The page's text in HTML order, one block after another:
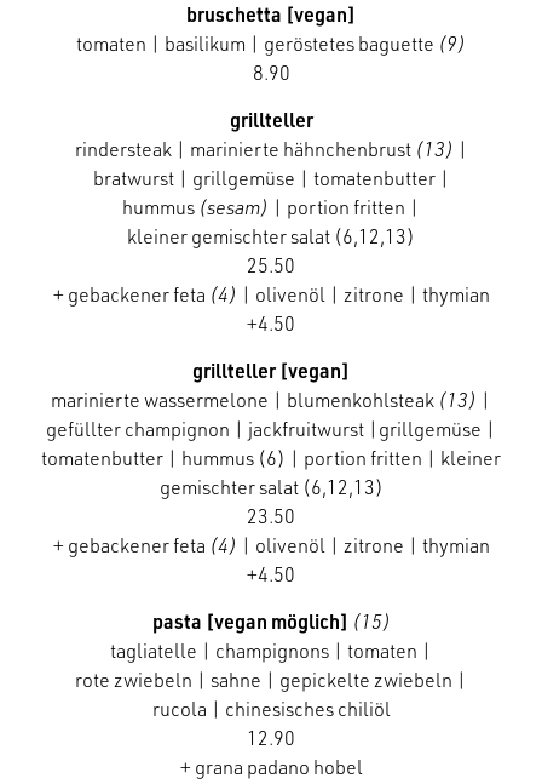
bruschetta [vegan]
tomaten | basilikum | geröstetes baguette (9)
8.90
grillteller
rindersteak | marinierte hähnchenbrust (13) |
bratwurst | grillgemüse | tomatenbutter |
hummus (sesam) | portion fritten |
kleiner gemischter salat (6,12,13)
25.50
+ gebackener feta (4) | olivenöl | zitrone | thymian
+4.50
grillteller [vegan]
marinierte wassermelone | blumenkohlsteak (13) |
gefüllter champignon | jackfruitwurst |grillgemüse |
tomatenbutter | hummus (6) | portion fritten | kleiner
gemischter salat (6,12,13)
23.50
+ gebackener feta (4) | olivenöl | zitrone | thymian
+4.50
pasta [vegan möglich] (15)
tagliatelle | champignons | tomaten |
rote zwiebeln | sahne | gepickelte zwiebeln |
rucola | chinesisches chiliöl
12.90
+ grana padano hobel